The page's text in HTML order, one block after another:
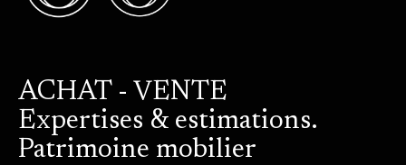
ACHAT - VENTE
Expertises & estimations.
Patrimoine mobilier